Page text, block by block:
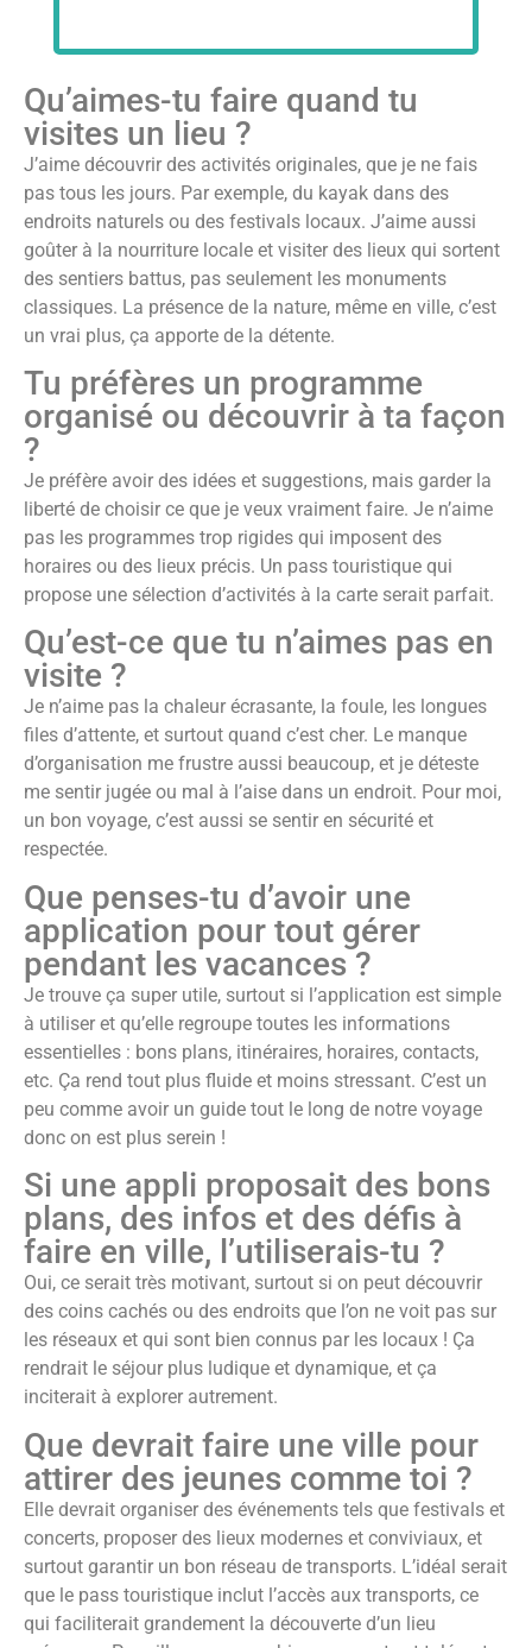
Qu’aimes-tu faire quand tu
visites un lieu ?
J’aime découvrir des activités originales, que je ne fais
pas tous les jours. Par exemple, du kayak dans des
endroits naturels ou des festivals locaux. J’aime aussi
goûter à la nourriture locale et visiter des lieux qui sortent
des sentiers battus, pas seulement les monuments
classiques. La présence de la nature, même en ville, c’est
un vrai plus, ça apporte de la détente.
Tu préfères un programme
organisé ou découvrir à ta façon
?
Je préfère avoir des idées et suggestions, mais garder la
liberté de choisir ce que je veux vraiment faire. Je n’aime
pas les programmes trop rigides qui imposent des
horaires ou des lieux précis. Un pass touristique qui
propose une sélection d’activités à la carte serait parfait.
Qu’est-ce que tu n’aimes pas en
visite ?
Je n’aime pas la chaleur écrasante, la foule, les longues
files d’attente, et surtout quand c’est cher. Le manque
d’organisation me frustre aussi beaucoup, et je déteste
me sentir jugée ou mal à l’aise dans un endroit. Pour moi,
un bon voyage, c’est aussi se sentir en sécurité et
respectée.
Que penses-tu d’avoir une
application pour tout gérer
pendant les vacances ?
Je trouve ça super utile, surtout si l’application est simple
à utiliser et qu’elle regroupe toutes les informations
essentielles : bons plans, itinéraires, horaires, contacts,
etc. Ça rend tout plus fluide et moins stressant. C’est un
peu comme avoir un guide tout le long de notre voyage
donc on est plus serein !
Si une appli proposait des bons
plans, des infos et des défis à
faire en ville, l’utiliserais-tu ?
Oui, ce serait très motivant, surtout si on peut découvrir
des coins cachés ou des endroits que l’on ne voit pas sur
les réseaux et qui sont bien connus par les locaux ! Ça
rendrait le séjour plus ludique et dynamique, et ça
inciterait à explorer autrement.
Que devrait faire une ville pour
attirer des jeunes comme toi ?
Elle devrait organiser des événements tels que festivals et
concerts, proposer des lieux modernes et conviviaux, et
surtout garantir un bon réseau de transports. L’idéal serait
que le pass touristique inclut l’accès aux transports, ce
qui faciliterait grandement la découverte d’un lieu